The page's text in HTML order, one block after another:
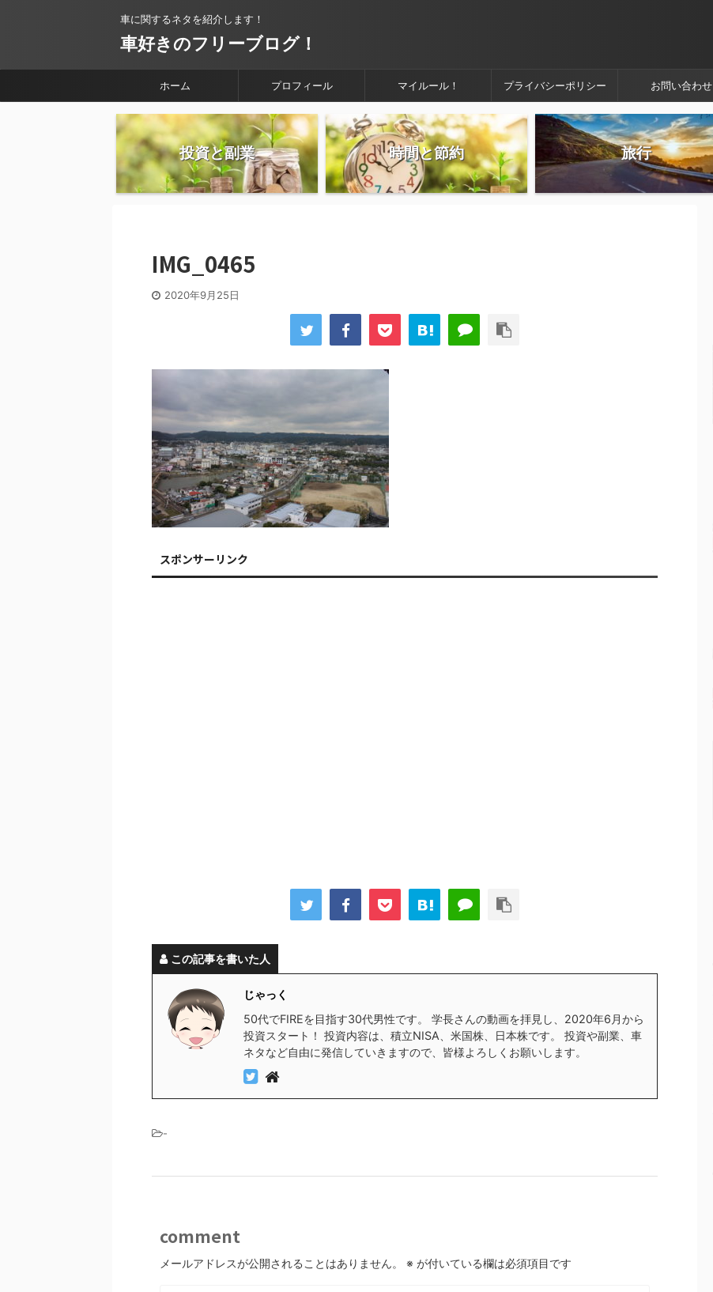
車に関するネタを紹介します！
車好きのフリーブログ！
ホーム プロフィール マイルール！ プライバシーポリシー お問い合わせ
投資と副業 時間と節約 旅行
IMG_0465
2020年9月25日
スポンサーリンク
この記事を書いた人
じゃっく
50代でFIREを目指す30代男性です。 学長さんの動画を拝見し、2020年6月から
投資スタート！ 投資内容は、積立NISA、米国株、日本株です。 投資や副業、車
ネタなど自由に発信していきますので、皆様よろしくお願いします。
-
comment
メールアドレスが公開されることはありません。 ※ が付いている欄は必須項目です